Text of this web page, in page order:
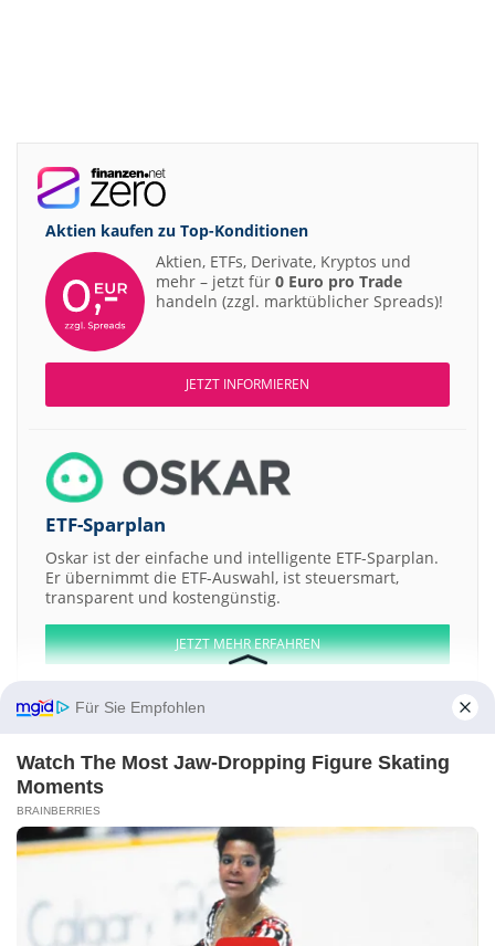
Aktien kaufen zu Top-Konditionen
Aktien, ETFs, Derivate, Kryptos und
mehr – jetzt für 0 Euro pro Trade
handeln (zzgl. marktüblicher Spreads)!
JETZT INFORMIEREN
ETF-Sparplan
Oskar ist der einfache und intelligente ETF-Sparplan.
Er übernimmt die ETF-Auswahl, ist steuersmart,
transparent und kostengünstig.
JETZT MEHR ERFAHREN
Aktien ATX DAX EuroStoxx 50 Dow Jones NASDAQ 100 Nikkei 225
Weitere Aktien:
Eurofins Scientific
Deutsche Bank Mexico
AUTOGLASS
Impressum- Werbung
Datenschutz Disclaimer-AGB-
Für Sie Empfohlen
Watch The Most Jaw‑Dropping Figure Skating
Moments
BRAINBERRIES